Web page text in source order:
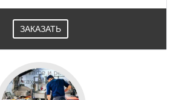
ЗАКАЗАТЬ